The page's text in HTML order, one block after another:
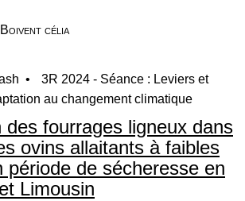
célia
•
3R 2024 - Séance : Leviers et
au changement climatique
des fourrages ligneux dans
ovins allaitants à faibles
période de sécheresse en
Limousin